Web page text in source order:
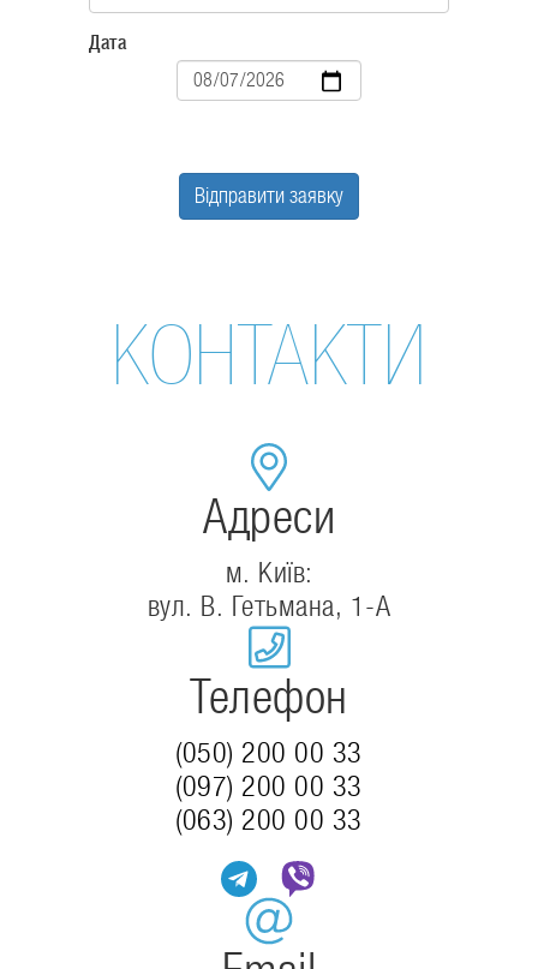
Дата
Дата
Відправити заявку
КОНТАКТИ
Адреси
м. Київ:
вул. В. Гетьмана, 1-А
Телефон
(050) 200 00 33
(097) 200 00 33
(063) 200 00 33